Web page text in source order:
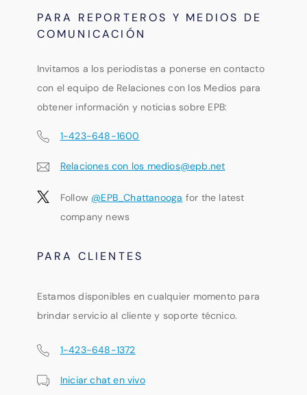
PARA REPORTEROS Y MEDIOS DE
COMUNICACIÓN
Invitamos a los periodistas a ponerse en contacto
con el equipo de Relaciones con los Medios para
obtener información y noticias sobre EPB:
1-423-648-1600
Relaciones con los medios@epb.net
Follow @EPB_Chattanooga for the latest
company news
PARA CLIENTES
Estamos disponibles en cualquier momento para
brindar servicio al cliente y soporte técnico.
1-423-648-1372
Iniciar chat en vivo